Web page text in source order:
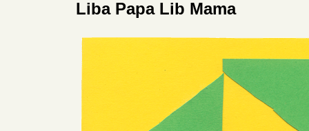
Liba Papa Lib Mama